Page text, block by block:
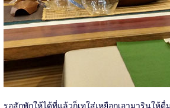
รอสักพักให้ได้ที่แล้วก็เทใส่เหยือกเอามารินให้ดื่